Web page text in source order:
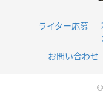
ライター応募
お問い合わせ